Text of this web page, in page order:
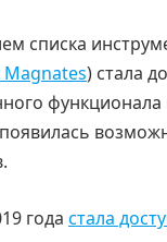
списка
Magnates) стала
года стала